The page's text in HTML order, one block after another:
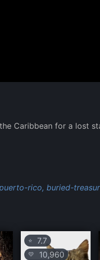
Caribbean for a lost
rico, buried-
⭐ 7.7
💛 10,960